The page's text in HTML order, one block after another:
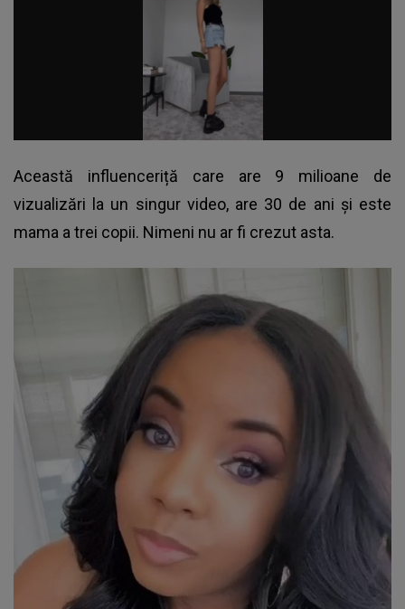
Această influenceriță care are 9 milioane de
vizualizări la un singur video, are 30 de ani și este
mama a trei copii. Nimeni nu ar fi crezut asta.